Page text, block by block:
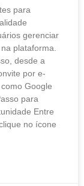
para
gerenciar
plataforma.
desde a
por e-
Google
para
Entre
no ícone